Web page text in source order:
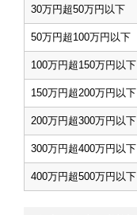
30万円超50万円以下
50万円超100万円以下
100万円超150万円以下
150万円超200万円以下
200万円超300万円以下
300万円超400万円以下
400万円超500万円以下